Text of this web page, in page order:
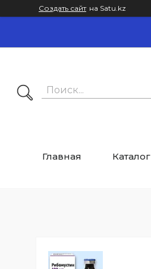
Создать сайт на Satu.kz
Главная Каталог